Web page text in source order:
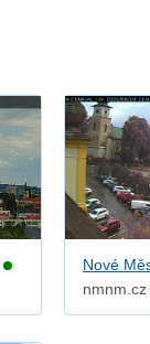
Nové
nmnm.cz